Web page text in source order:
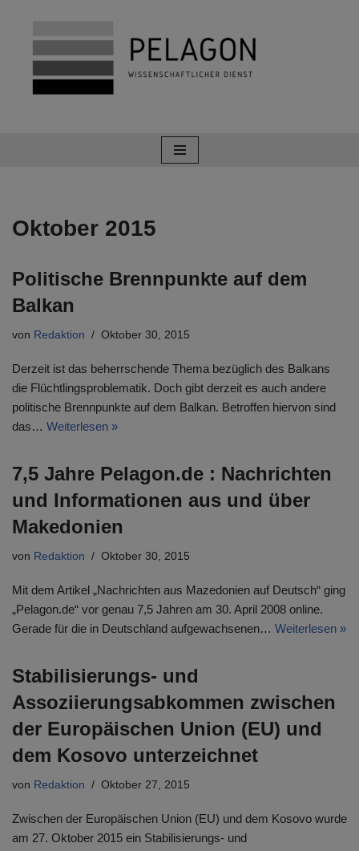
Zum
Inhalt
springen
Oktober 2015
Politische Brennpunkte auf dem
Balkan
von Redaktion Oktober 30, 2015
Derzeit ist das beherrschende Thema bezüglich des Balkans
die Flüchtlingsproblematik. Doch gibt derzeit es auch andere
politische Brennpunkte auf dem Balkan. Betroffen hiervon sind
das… Weiterlesen »
7,5 Jahre Pelagon.de : Nachrichten
und Informationen aus und über
Makedonien
von Redaktion Oktober 30, 2015
Mit dem Artikel „Nachrichten aus Mazedonien auf Deutsch“ ging
„Pelagon.de“ vor genau 7,5 Jahren am 30. April 2008 online.
Gerade für die in Deutschland aufgewachsenen… Weiterlesen »
Stabilisierungs- und
Assoziierungsabkommen zwischen
der Europäischen Union (EU) und
dem Kosovo unterzeichnet
von Redaktion Oktober 27, 2015
Zwischen der Europäischen Union (EU) und dem Kosovo wurde
am 27. Oktober 2015 ein Stabilisierungs- und